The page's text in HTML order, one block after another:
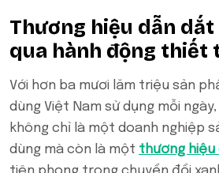
Thương hiệu dẫn
qua hành động thiết
Với hơn ba mươi lăm triệu sản
dùng Việt Nam sử dụng mỗi
không chỉ là một doanh nghiệp
dùng mà còn là một thương hiệu